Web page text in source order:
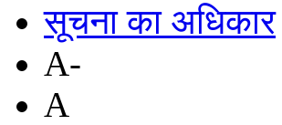
सूचना का अधिकार
A-
A